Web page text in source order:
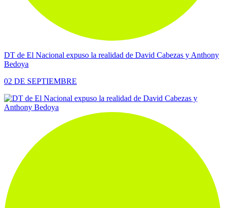
DT de El Nacional expuso la realidad de David Cabezas y Anthony
Bedoya
02 DE SEPTIEMBRE